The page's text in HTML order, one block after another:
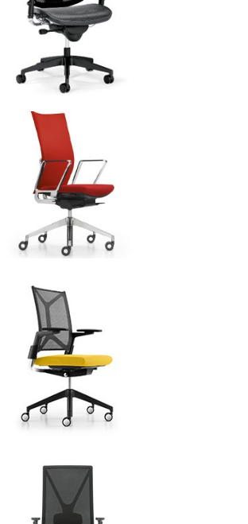
PROSEDIA YOUROPE
Bureaustoelen
PROSEDIA SE7EN AIR
Bureaustoelen
GIRSBERGER DIAGON
Bureaustoelen